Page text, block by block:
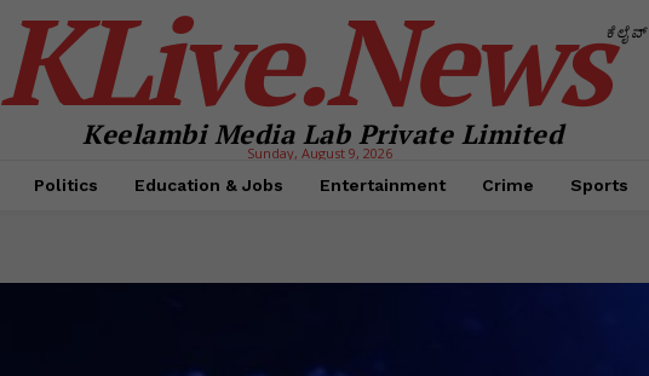
KLive.Newsಕೆಲೈವ್
Keelambi Media Lab Private Limited
Sunday, August 9, 2026
Politics Education & Jobs Entertainment Crime Sports